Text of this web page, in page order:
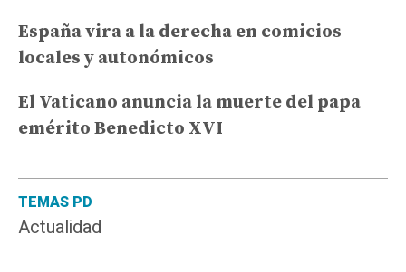
TEMAS PD
Actualidad
España vira a la derecha en comicios
locales y autonómicos
El Vaticano anuncia la muerte del papa
emérito Benedicto XVI